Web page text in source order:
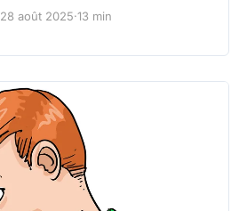
28 août 2025·13 min